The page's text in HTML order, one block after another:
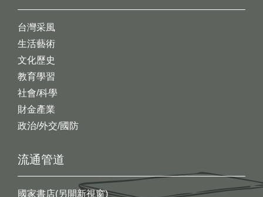
台灣采風
生活藝術
文化歷史
教育學習
社會/科學
財金產業
政治/外交/國防
流通管道
國家書店(另開新視窗)